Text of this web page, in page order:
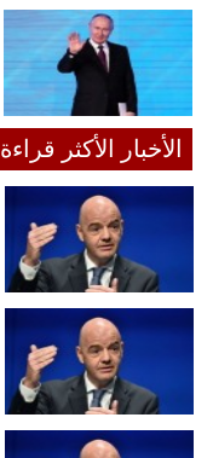
الأخبار الأكثر قراءة